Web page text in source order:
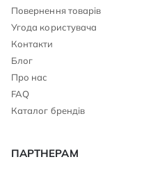
Повернення товарів
Угода користувача
Контакти
Блог
Про нас
FAQ
Каталог брендів
ПАРТНЕРАМ